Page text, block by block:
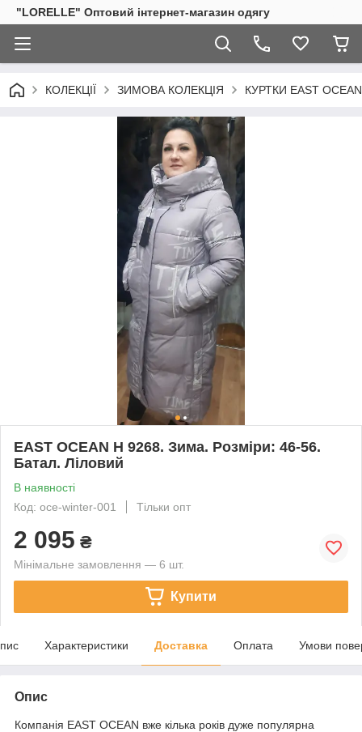
"LORELLE" Оптовий інтернет-магазин одягу
КОЛЕКЦІЇ ЗИМОВА КОЛЕКЦІЯ КУРТКИ EAST OCEAN
EAST OCEAN Н 9268. Зима. Розміри: 46-56.
Батал. Ліловий
В наявності
Код: oce-winter-001
Тільки опт
2 095 ₴
Мінімальне замовлення — 6 шт.
Купити
Характеристики Доставка Оплата Умови
Опис
Компанія EAST OCEAN вже кілька років дуже популярна